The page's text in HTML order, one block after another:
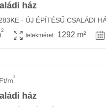
ház
2
telekméret: 1292 m²
m2
ház